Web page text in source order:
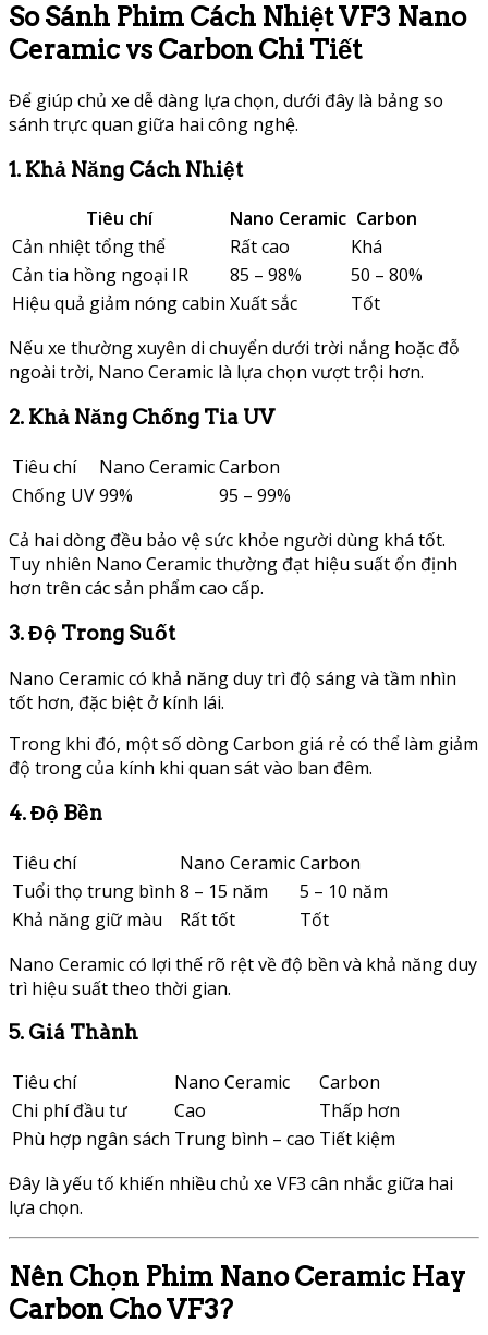
So Sánh Phim Cách Nhiệt VF3 Nano
Ceramic vs Carbon Chi Tiết
Để giúp chủ xe dễ dàng lựa chọn, dưới đây là bảng so
sánh trực quan giữa hai công nghệ.
1. Khả Năng Cách Nhiệt
Tiêu chí Nano Ceramic Carbon
Cản nhiệt tổng thể
Rất cao
Khá
Cản tia hồng ngoại IR
85 – 98%
50 – 80%
Hiệu quả giảm nóng cabin Xuất sắc
Tốt
Nếu xe thường xuyên di chuyển dưới trời nắng hoặc đỗ
ngoài trời, Nano Ceramic là lựa chọn vượt trội hơn.
2. Khả Năng Chống Tia UV
Tiêu chí Nano CeramicCarbon
Chống UV99%
95 – 99%
Cả hai dòng đều bảo vệ sức khỏe người dùng khá tốt.
Tuy nhiên Nano Ceramic thường đạt hiệu suất ổn định
hơn trên các sản phẩm cao cấp.
3. Độ Trong Suốt
Nano Ceramic có khả năng duy trì độ sáng và tầm nhìn
tốt hơn, đặc biệt ở kính lái.
Trong khi đó, một số dòng Carbon giá rẻ có thể làm giảm
độ trong của kính khi quan sát vào ban đêm.
4. Độ Bền
Tiêu chí Nano CeramicCarbon
Tuổi thọ trung bình 8 – 15 năm
5 – 10 năm
Khả năng giữ màu
Rất tốt
Tốt
Nano Ceramic có lợi thế rõ rệt về độ bền và khả năng duy
trì hiệu suất theo thời gian.
5. Giá Thành
Tiêu chí Nano Ceramic
Carbon
Chi phí đầu tư
Cao
Thấp hơn
Phù hợp ngân sách Trung bình – cao Tiết kiệm
Đây là yếu tố khiến nhiều chủ xe VF3 cân nhắc giữa hai
lựa chọn.
Nên Chọn Phim Nano Ceramic Hay
Carbon Cho VF3?